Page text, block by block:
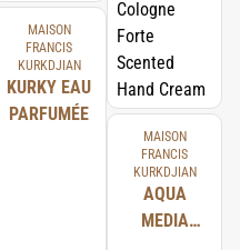
MAISON
FRANCIS
KURKDJIAN
KURKY EAU
PARFUMÉE
MAISON
FRANCIS
KURKDJIAN
AQUA
MEDIA